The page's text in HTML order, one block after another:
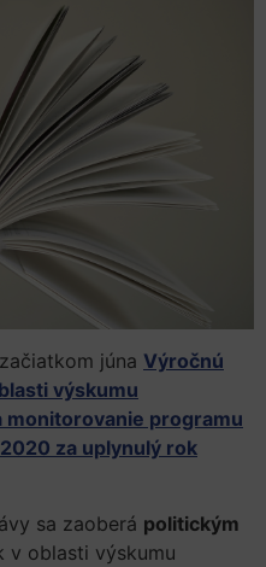
júna Výročnú
výskumu
monitorovanie programu
za uplynulý rok
sa zaoberá politickým
v oblasti výskumu